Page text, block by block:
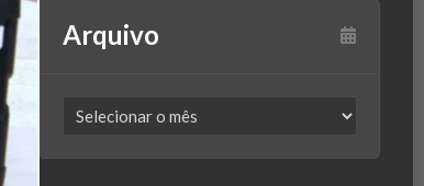
Arquivo